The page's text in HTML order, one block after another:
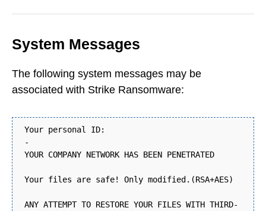
System Messages
The following system messages may be
associated with Strike Ransomware:
Your personal ID:
-
YOUR COMPANY NETWORK HAS BEEN PENETRATED
Your files are safe! Only modified.(RSA+AES)
ANY ATTEMPT TO RESTORE YOUR FILES WITH THIRD-